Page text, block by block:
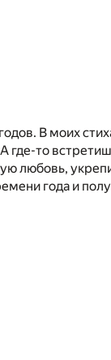
В моих
то
любовь,
года и